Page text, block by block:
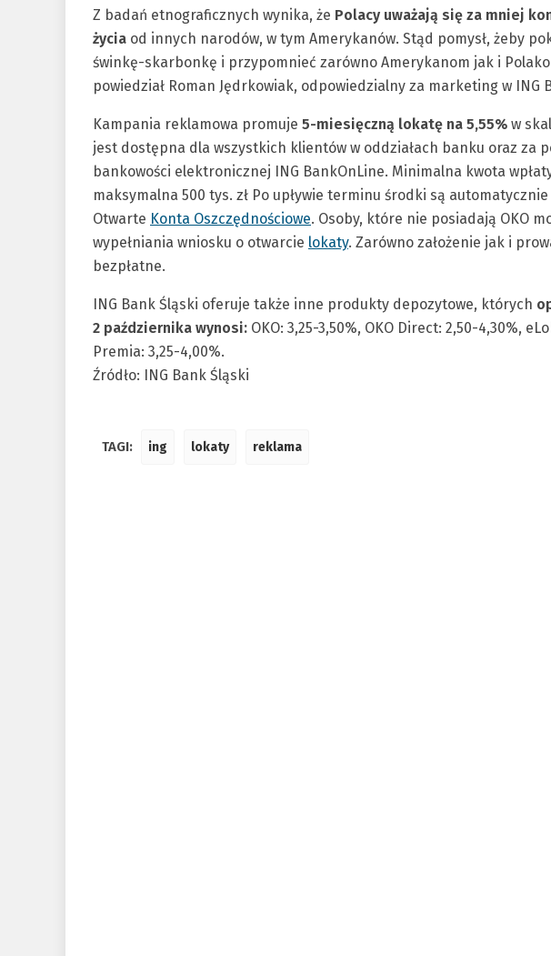
Z badań etnograficznych wynika, że Polacy uważają się za mniej
życia od innych narodów, w tym Amerykanów. Stąd pomysł, żeby
świnkę-skarbonkę i przypomnieć zarówno Amerykanom jak i
powiedział Roman Jędrkowiak, odpowiedzialny za marketing w ING
Kampania reklamowa promuje 5-miesięczną lokatę na 5,55% w
jest dostępna dla wszystkich klientów w oddziałach banku oraz za
bankowości elektronicznej ING BankOnLine. Minimalna kwota
maksymalna 500 tys. zł Po upływie terminu środki są
Otwarte Konta Oszczędnościowe. Osoby, które nie posiadają OKO
wypełniania wniosku o otwarcie lokaty. Zarówno założenie jak i
bezpłatne.
ING Bank Śląski oferuje także inne produkty depozytowe, których
2 października wynosi: OKO: 3,25-3,50%, OKO Direct: 2,50-4,30%,
Premia: 3,25-4,00%.
Źródło: ING Bank Śląski
TAGI: ing lokaty reklama